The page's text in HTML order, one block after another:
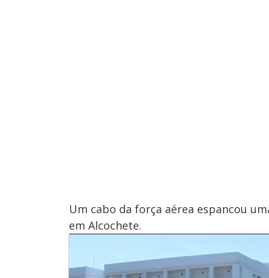
Um cabo da força aérea espancou
em Alcochete.